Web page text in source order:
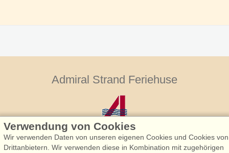
Admiral Strand Feriehuse
Verwendung von Cookies
Wir verwenden Daten von unseren eigenen Cookies und Cookies von
Drittanbietern. Wir verwenden diese in Kombination mit zugehörigen